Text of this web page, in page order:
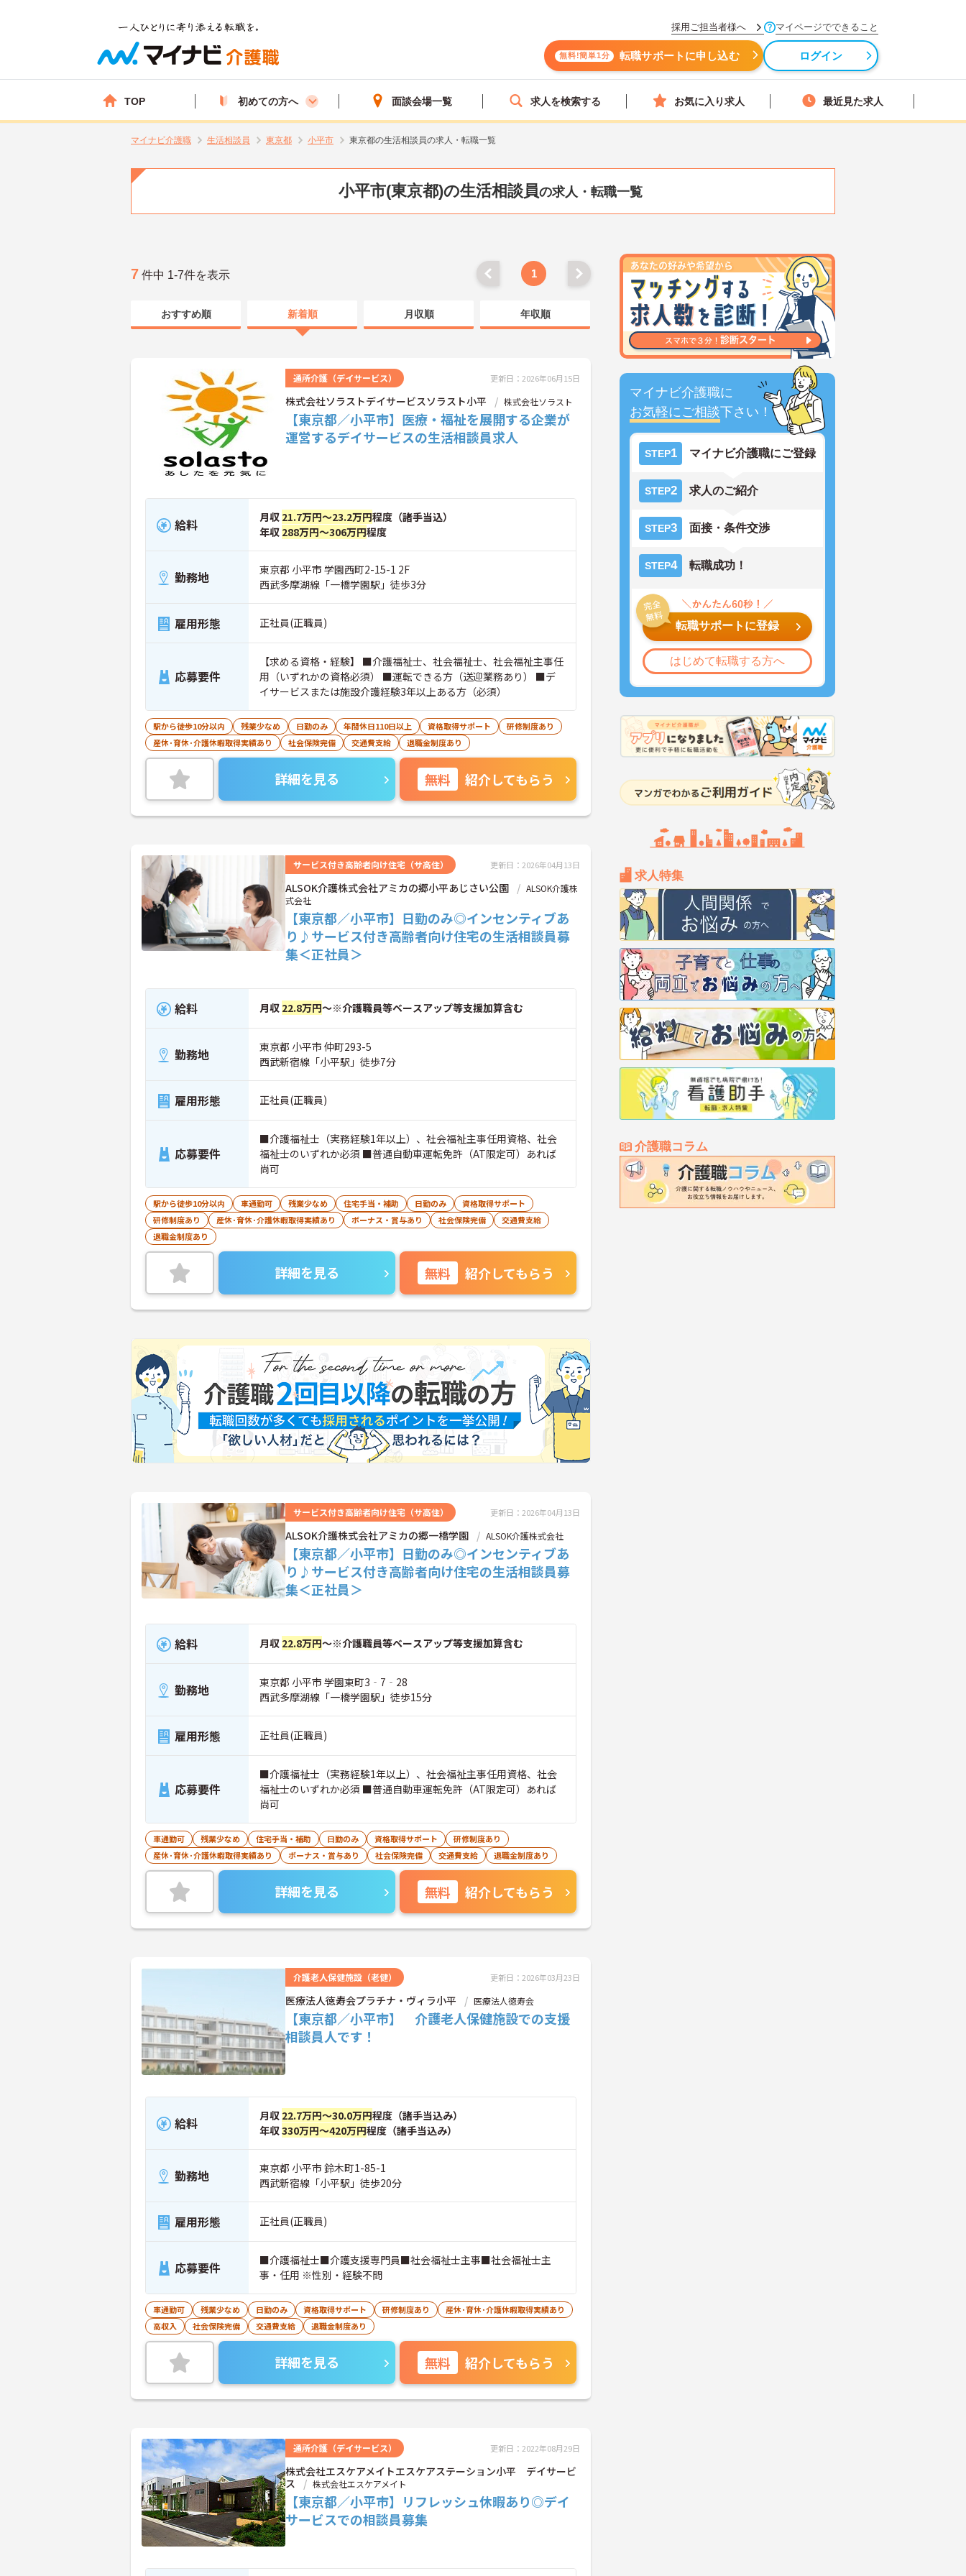
採用ご担当者様へ マイページでできること
無料!簡単1分 転職サポートに申し込む ログイン
TOP 初めての方へ 面談会場一覧 求人を検索する お気に入り求人 最近見た求人
マイナビ介護職 生活相談員 東京都 小平市 東京都の生活相談員の求人・転職一覧
小平市(東京都)の生活相談員の求人・転職一覧
マイナビ介護職に
お気軽にご相談下さい！
STEP1 マイナビ介護職にご登録
STEP2 求人のご紹介
STEP3 面接・条件交渉
STEP4 転職成功！
転職サポートに登録
はじめて転職する方へ
求人特集
介護職コラム
7 件中 1-7件を表示 1
おすすめ順 新着順 月収順 年収順
通所介護（デイサービス） 更新日：2026年06月15日
株式会社ソラストデイサービスソラスト小平 株式会社ソラスト
【東京都／小平市】医療・福祉を展開する企業が
運営するデイサービスの生活相談員求人
給料 月収 21.7万円～23.2万円程度（諸手当込）
年収 288万円～306万円程度
勤務地
東京都 小平市 学園西町2-15-1 2F
西武多摩湖線「一橋学園駅」徒歩3分
雇用形態 正社員(正職員)
応募要件
【求める資格・経験】 ■介護福祉士、社会福祉士、社会福祉主事任
用（いずれかの資格必須） ■運転できる方（送迎業務あり） ■デ
イサービスまたは施設介護経験3年以上ある方（必須）
駅から徒歩10分以内 残業少なめ 日勤のみ 年間休日110日以上 資格取得サポート
研修制度あり
産休･育休･介護休暇取得実績あり
社会保険完備 交通費支給 退職金制度あり
詳細を見る 無料 紹介してもらう
サービス付き高齢者向け住宅（サ高住） 更新日：2026年04月13日
ALSOK介護株式会社アミカの郷小平あじさい公園
ALSOK介護株
式会社
【東京都／小平市】日勤のみ◎インセンティブあ
り♪サービス付き高齢者向け住宅の生活相談員募
集＜正社員＞
給料 月収 22.8万円～※介護職員等ベースアップ等支援加算含む
勤務地
東京都 小平市 仲町293-5
西武新宿線「小平駅」徒歩7分
雇用形態 正社員(正職員)
応募要件
■介護福祉士（実務経験1年以上）、社会福祉主事任用資格、社会
福祉士のいずれか必須 ■普通自動車運転免許（AT限定可）あれば
尚可
駅から徒歩10分以内 車通勤可 残業少なめ 住宅手当・補助 日勤のみ
資格取得サポート
研修制度あり
産休･育休･介護休暇取得実績あり ボーナス・賞与あり 社会保険完備
交通費支給
退職金制度あり
詳細を見る 無料 紹介してもらう
サービス付き高齢者向け住宅（サ高住） 更新日：2026年04月13日
ALSOK介護株式会社アミカの郷一橋学園 ALSOK介護株式会社
【東京都／小平市】日勤のみ◎インセンティブあ
り♪サービス付き高齢者向け住宅の生活相談員募
集＜正社員＞
給料 月収 22.8万円～※介護職員等ベースアップ等支援加算含む
勤務地
東京都 小平市 学園東町3‐7‐28
西武多摩湖線「一橋学園駅」徒歩15分
雇用形態 正社員(正職員)
応募要件
■介護福祉士（実務経験1年以上）、社会福祉主事任用資格、社会
福祉士のいずれか必須 ■普通自動車運転免許（AT限定可）あれば
尚可
車通勤可 残業少なめ 住宅手当・補助 日勤のみ 資格取得サポート
研修制度あり
産休･育休･介護休暇取得実績あり
ボーナス・賞与あり 社会保険完備 交通費支給 退職金制度あり
詳細を見る 無料 紹介してもらう
介護老人保健施設（老健） 更新日：2026年03月23日
医療法人徳寿会プラチナ・ヴィラ小平 医療法人徳寿会
【東京都／小平市】 介護老人保健施設での支援
相談員人です！
給料 月収 22.7万円～30.0万円程度（諸手当込み）
年収330万円～420万円程度（諸手当込み）
勤務地
東京都 小平市 鈴木町1-85-1
西武新宿線「小平駅」徒歩20分
雇用形態 正社員(正職員)
応募要件
■介護福祉士■介護支援専門員■社会福祉士主事■社会福祉士主
事・任用 ※性別・経験不問
車通勤可 残業少なめ 日勤のみ 資格取得サポート 研修制度あり
産休･育休･介護休暇取得実績あり
高収入
社会保険完備 交通費支給 退職金制度あり
詳細を見る 無料 紹介してもらう
通所介護（デイサービス） 更新日：2022年08月29日
株式会社エスケアメイトエスケアステーション小平 デイサービ
ス
株式会社エスケアメイト
【東京都／小平市】リフレッシュ休暇あり◎デイ
サービスでの相談員募集